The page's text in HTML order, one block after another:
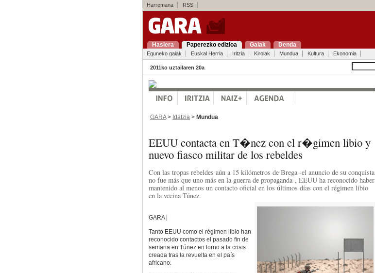
Harremana RSS
Hasiera Paperezko edizioa Gaiak Denda
Eguneko gaiak Euskal Herria Iritzia Kirolak Mundua Kultura Ekonomia
2011ko uztailaren 20a
GARA> Idatzia > Mundua
EEUU contacta en T�nez con el r�gimen libio y
nuevo fiasco militar de los rebeldes
Con las tropas rebeldes aún a 15 kilómetros de Brega -el anuncio de su conquista
no fue más que uno más en la guerra de propaganda-, EEUU ha reconocido haber
mantenido al menos un contacto oficial en los últimos días con el régimen libio
en la vecina Túnez.
GARA |
Tanto EEUU como el régimen libio han
reconocido contactos el pasado fin de
semana en Túnez en torno a la crisis
creada tras la revuelta en el país
africano.